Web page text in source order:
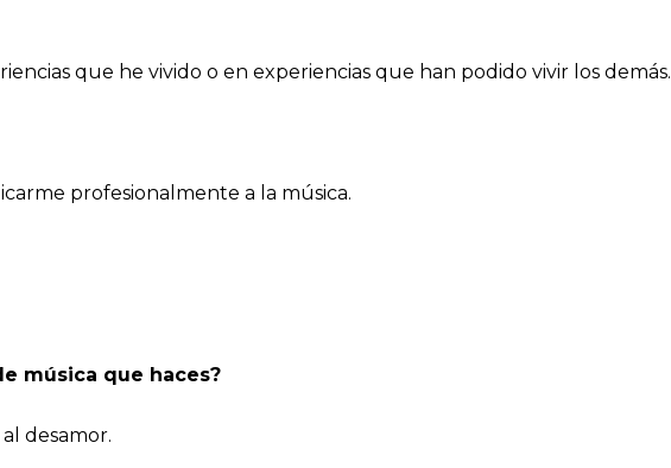
que he vivido o en experiencias que han podido vivir los demás.
profesionalmente a la música.
música que haces?
desamor.